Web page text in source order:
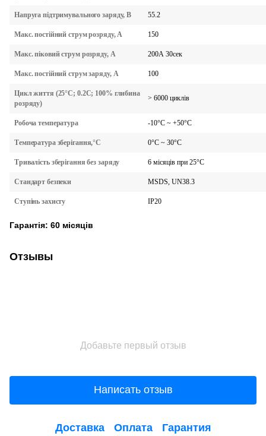
Напруга підтримувального заряду, В 55.2
Макс. постійний струм розряду, А 150
Макс. піковий струм розряду, А 200А 30сек
Макс. постійний струм заряду, А 100
Цикл життя (25°C; 0.2С; 100% глибина
розряду)
> 6000 циклів
Робоча температура -10°C ~ +50°C
Температура зберігання,°C 0°C ~ 30°C
Тривалість зберігання без заряду 6 місяців при 25°C
Стандарт безпеки MSDS, UN38.3
Ступінь захисту IP20
Гарантія: 60 місяців
Отзывы
Добавьте первый отзыв
Написать отзыв
Доставка Оплата Гарантия